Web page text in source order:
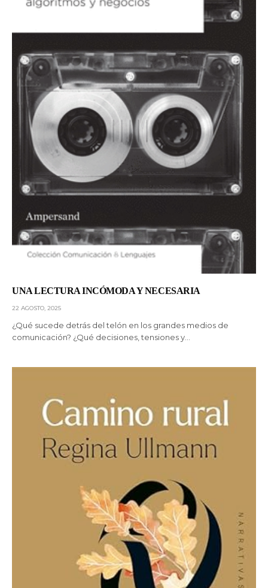
UNA LECTURA INCÓMODA Y NECESARIA
22 AGOSTO, 2025
¿Qué sucede detrás del telón en los grandes medios de
comunicación? ¿Qué decisiones, tensiones y…